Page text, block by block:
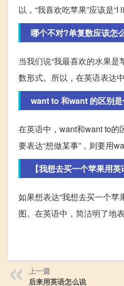
以，“我喜欢吃苹果”应该是
哪个不对?单复数应该怎
当我们说“我最喜欢的水果是
数形式。所以，在英语表达
want to 和want 的区别
在英语中，want和want to的
要表达“想做某事”，则要用
【我想去买一个苹果用
如果想表达“我想去买一个苹
图。在英语中，简洁明了地
上一篇
后来用英语怎么说